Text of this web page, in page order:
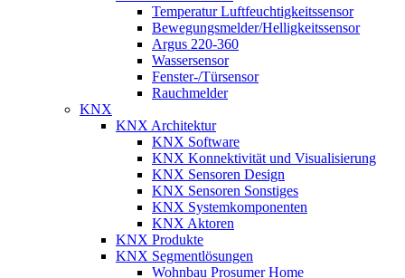
Temperatur Luftfeuchtigkeitssensor
Bewegungsmelder/Helligkeitssensor
Argus 220-360
Wassersensor
Fenster-/Türsensor
Rauchmelder
KNX
KNX Architektur
KNX Software
KNX Konnektivität und Visualisierung
KNX Sensoren Design
KNX Sensoren Sonstiges
KNX Systemkomponenten
KNX Aktoren
KNX Produkte
KNX Segmentlösungen
Wohnbau Prosumer Home